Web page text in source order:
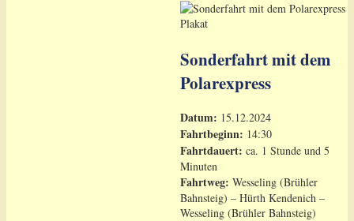
Sonderfahrt mit dem
Polarexpress
Datum: 15.12.2024
Fahrtbeginn: 14:30
Fahrtdauert: ca. 1 Stunde und 5
Minuten
Fahrtweg: Wesseling (Brühler
Bahnsteig) – Hürth Kendenich –
Wesseling (Brühler Bahnsteig)